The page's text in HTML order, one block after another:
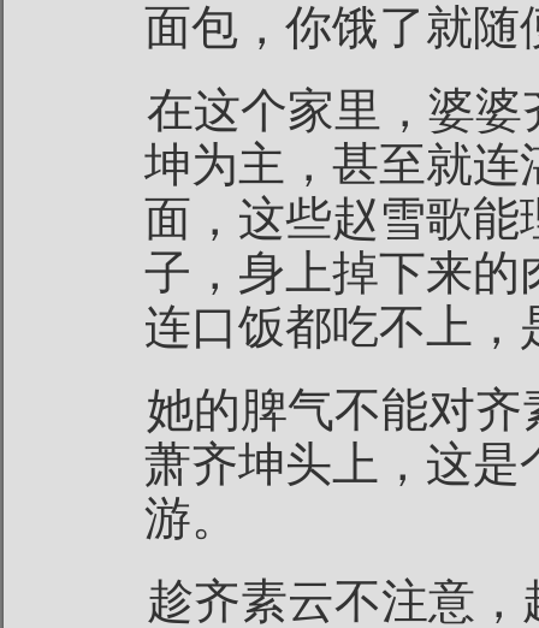
面包，你饿了就随
在这个家里，婆
坤为主，甚至就连
面，这些赵雪歌能
子，身上掉下来的
连口饭都吃不上，
她的脾气不能对
萧齐坤头上，这是
游。
趁齐素云不注意